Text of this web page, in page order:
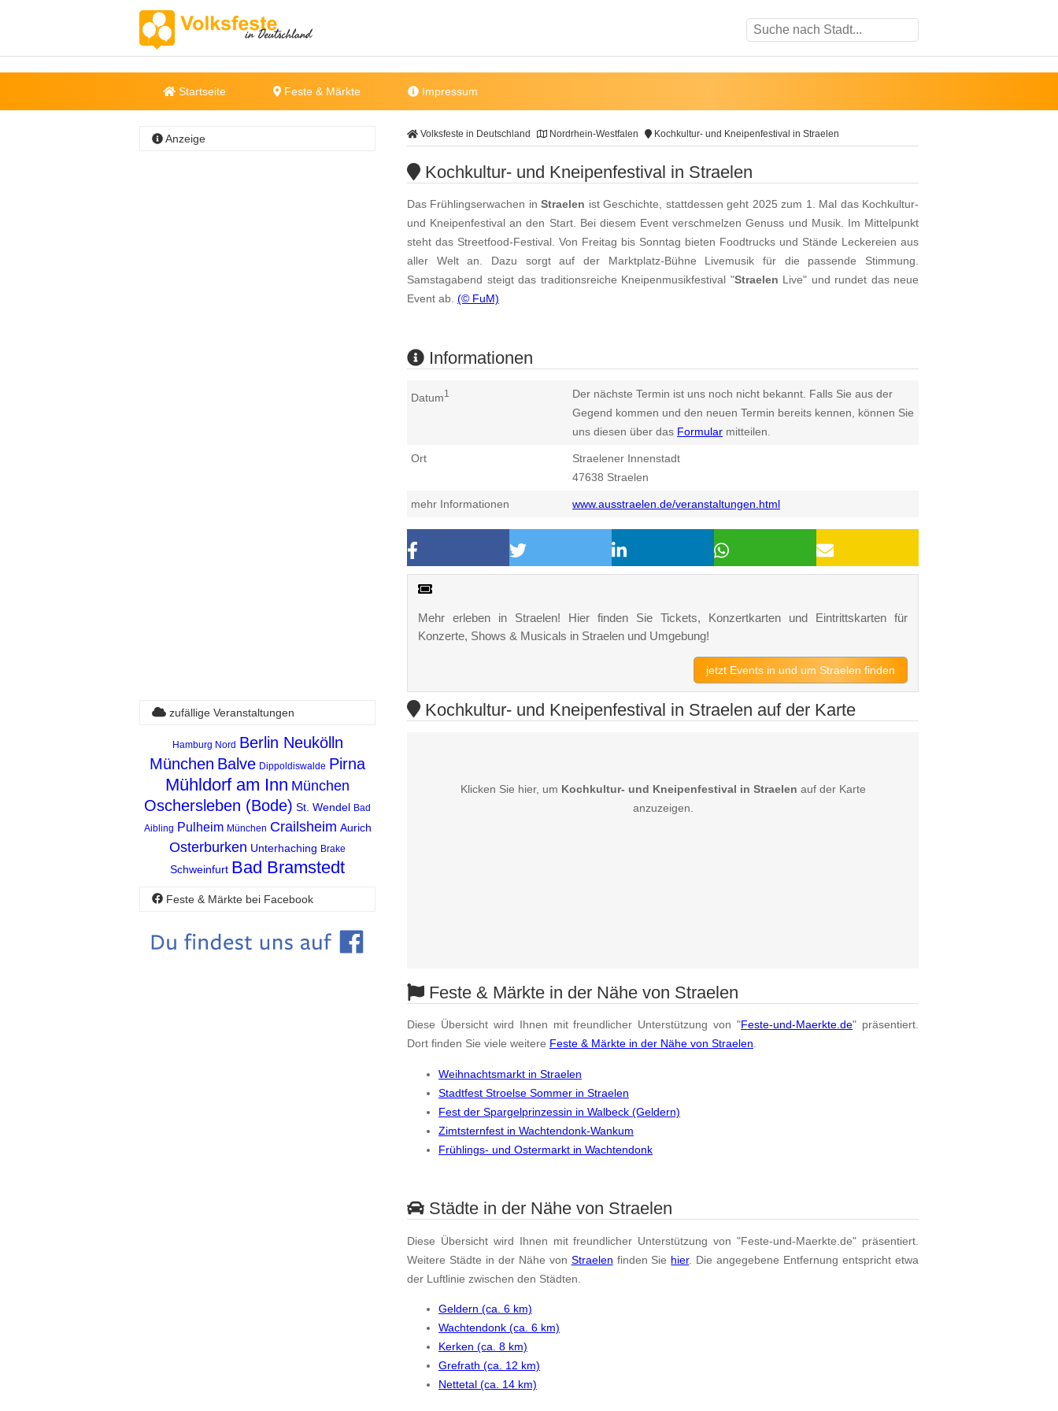
Startseite Feste & Märkte Impressum
Volksfeste in Deutschland Nordrhein-Westfalen Kochkultur- und Kneipenfestival in Straelen
Kochkultur- und Kneipenfestival in Straelen
Das Frühlingserwachen inStraelen ist Geschichte, stattdessen geht 2025 zum 1. Mal das Kochkultur-
und Kneipenfestival an den Start. Bei diesem Event verschmelzen Genuss und Musik. Im Mittelpunkt
steht das Streetfood-Festival. Von Freitag bis Sonntag bieten Foodtrucks und Stände Leckereien aus
aller Welt an. Dazu sorgt auf der Marktplatz-Bühne Livemusik für die passende Stimmung.
Samstagabend steigt das traditionsreiche Kneipenmusikfestival "Straelen Live" und rundet das neue
Event ab. (© FuM)
Informationen
Datum1
Der nächste Termin ist uns noch nicht bekannt. Falls Sie aus der
Gegend kommen und den neuen Termin bereits kennen, können Sie
uns diesen über das Formular mitteilen.
Ort
Straelener Innenstadt
47638 Straelen
mehr Informationen www.ausstraelen.de/veranstaltungen.html
Mehr erleben in Straelen! Hier finden Sie Tickets, Konzertkarten und Eintrittskarten für
Konzerte, Shows & Musicals in Straelen und Umgebung!
jetzt Events in und um Straelen finden
Anzeige
Kochkultur- und Kneipenfestival in Straelen auf der Karte
Klicken Sie hier, um Kochkultur- und Kneipenfestival in Straelen auf der Karte
anzuzeigen.
Feste & Märkte in der Nähe von Straelen
Diese Übersicht wird Ihnen mit freundlicher Unterstützung von "Feste-und-Maerkte.de" präsentiert.
Dort finden Sie viele weitere Feste & Märkte in der Nähe von Straelen.
Weihnachtsmarkt in Straelen
Stadtfest Stroelse Sommer in Straelen
Fest der Spargelprinzessin in Walbeck (Geldern)
Zimtsternfest in Wachtendonk-Wankum
Frühlings- und Ostermarkt in Wachtendonk
Städte in der Nähe von Straelen
Diese Übersicht wird Ihnen mit freundlicher Unterstützung von "Feste-und-Maerkte.de" präsentiert.
Weitere Städte in der Nähe von Straelen finden Sie hier. Die angegebene Entfernung entspricht etwa
der Luftlinie zwischen den Städten.
Geldern (ca. 6 km)
Wachtendonk (ca. 6 km)
Kerken (ca. 8 km)
Grefrath (ca. 12 km)
Nettetal (ca. 14 km)
zufällige Veranstaltungen
Hamburg Nord Berlin Neukölln
München Balve Dippoldiswalde Pirna
Mühldorf am Inn München
Oschersleben (Bode) St. Wendel Bad
Aibling Pulheim München Crailsheim Aurich
Osterburken Unterhaching Brake
Schweinfurt Bad Bramstedt
Feste & Märkte bei Facebook